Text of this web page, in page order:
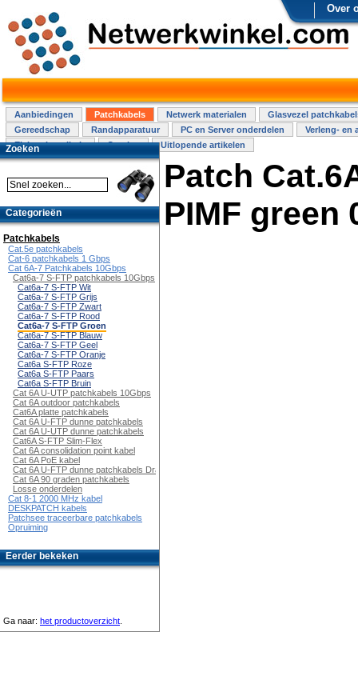
Over
Aanbiedingen Patchkabels Netwerk materialen
Glasvezel
Gereedschap
Randapparatuur PC en Server onderdelen
Verleng- en
Elektra installatie
Overige Uitlopende artikelen
Patch
PIMF green
Zoeken
Categorieën
Patchkabels
Cat.5e patchkabels
Cat-6 patchkabels 1 Gbps
Cat 6A-7 Patchkabels 10Gbps
Cat6a-7 S-FTP patchkabels 10Gbps
Cat6a-7 S-FTP Wit
Cat6a-7 S-FTP Grijs
Cat6a-7 S-FTP Zwart
Cat6a-7 S-FTP Rood
Cat6a-7 S-FTP Groen
Cat6a-7 S-FTP Blauw
Cat6a-7 S-FTP Geel
Cat6a-7 S-FTP Oranje
Cat6a S-FTP Roze
Cat6a S-FTP Paars
Cat6a S-FTP Bruin
Cat 6A U-UTP patchkabels 10Gbps
Cat 6A outdoor patchkabels
Cat6A platte patchkabels
Cat 6A U-FTP dunne patchkabels
Cat 6A U-UTP dunne patchkabels
Cat6A S-FTP Slim-Flex
Cat 6A consolidation point kabel
Cat 6A PoE kabel
Cat 6A U-FTP dunne patchkabels Draaibaar
Cat 6A 90 graden patchkabels
Losse onderdelen
Cat 8-1 2000 MHz kabel
DESKPATCH kabels
Patchsee traceerbare patchkabels
Opruiming
Eerder bekeken
Ga naar: het productoverzicht